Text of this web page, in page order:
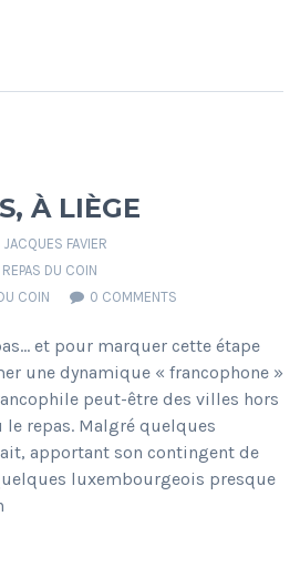
À LIÈGE
JACQUES FAVIER
REPAS DU COIN
COIN 0 COMMENTS
et pour marquer cette étape
une dynamique « francophone »
peut-être des villes hors
le repas. Malgré quelques
apportant son contingent de
luxembourgeois presque